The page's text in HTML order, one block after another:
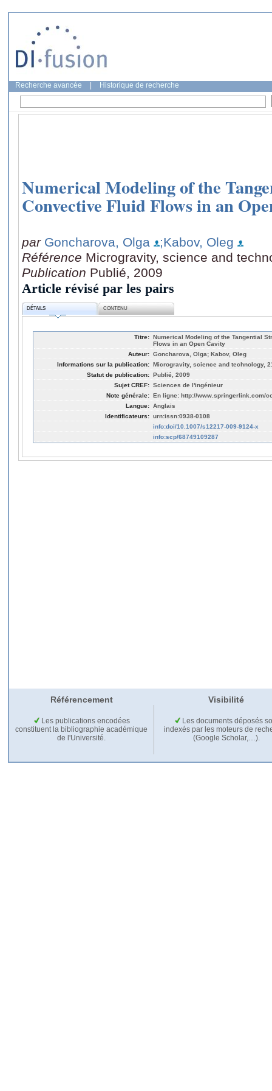
Recherche avancée Historique de recherche
Numerical Modeling of the
Convective Fluid Flows in an
par Goncharova, Olga
;Kabov, Oleg
Référence Microgravity, science and
Publication Publié, 2009
Article révisé par les pairs
DÉTAILS CONTENU
Titre: Numerical Modeling of the Tangential
Flows in an Open Cavity
Auteur: Goncharova, Olga; Kabov, Oleg
Informations sur la publication: Microgravity, science and technology,
Statut de publication: Publié, 2009
Sujet CREF: Sciences de l'ingénieur
Note générale: En ligne: http://www.springerlink.com/
Langue: Anglais
Identificateurs: urn:issn:0938-0108
info:doi/10.1007/s12217-009-9124-x
info:scp/68749109287
Référencement Visibilité
Les publications encodées
constituent la bibliographie académique
de l'Université.
Les documents déposés
indexés par les moteurs de
(Google Scholar,…).